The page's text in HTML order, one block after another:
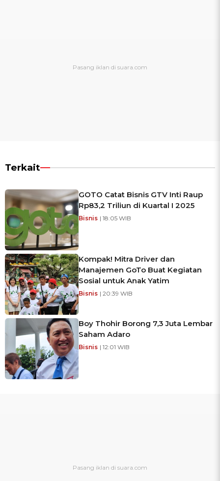
Terkait
GOTO Catat Bisnis GTV Inti Raup
Rp83,2 Triliun di Kuartal I 2025
Bisnis | 18:05 WIB
Kompak! Mitra Driver dan
Manajemen GoTo Buat Kegiatan
Sosial untuk Anak Yatim
Bisnis | 20:39 WIB
Boy Thohir Borong 7,3 Juta Lembar
Saham Adaro
Bisnis | 12:01 WIB